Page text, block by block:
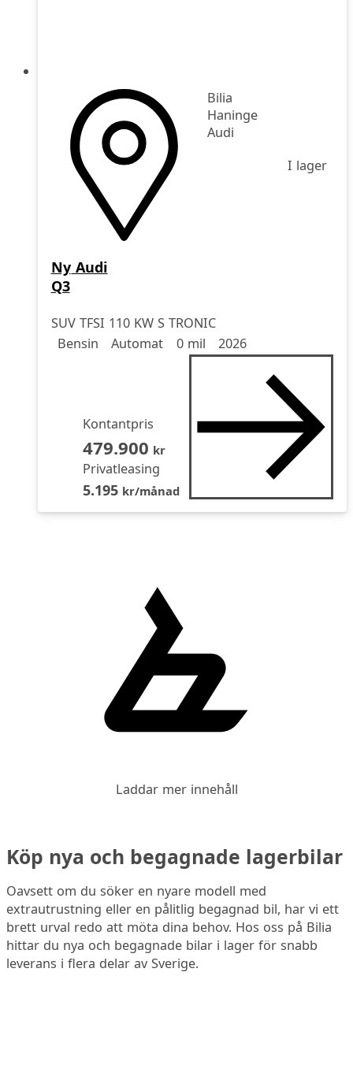
Bilia
Haninge
Audi
I lager
Ny Audi
Q3
SUV TFSI 110 KW S TRONIC
Drivmedel
Bensin
Drivmedel Automat
Miltal 0 mil
årsmodell 2026
Kontantpris
479.900 kr
Privatleasing
5.195kr/månad
Laddar mer innehåll
Köp nya och begagnade lagerbilar
Oavsett om du söker en nyare modell med
extrautrustning eller en pålitlig begagnad bil, har vi ett
brett urval redo att möta dina behov. Hos oss på Bilia
hittar du nya och begagnade bilar i lager för snabb
leverans i flera delar av Sverige.